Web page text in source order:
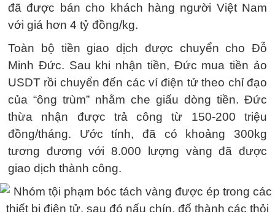
đã được bán cho khách hàng người Việt Nam
với giá hơn 4 tỷ đồng/kg.
Toàn bộ tiền giao dịch được chuyển cho Đỗ
Minh Đức. Sau khi nhận tiền, Đức mua tiền ảo
USDT rồi chuyển đến các ví điện tử theo chỉ đạo
của “ông trùm” nhằm che giấu dòng tiền. Đức
thừa nhận được trả công từ 150-200 triệu
đồng/tháng. Ước tính, đã có khoảng 300kg
tương đương với 8.000 lượng vàng đã được
giao dịch thành công.